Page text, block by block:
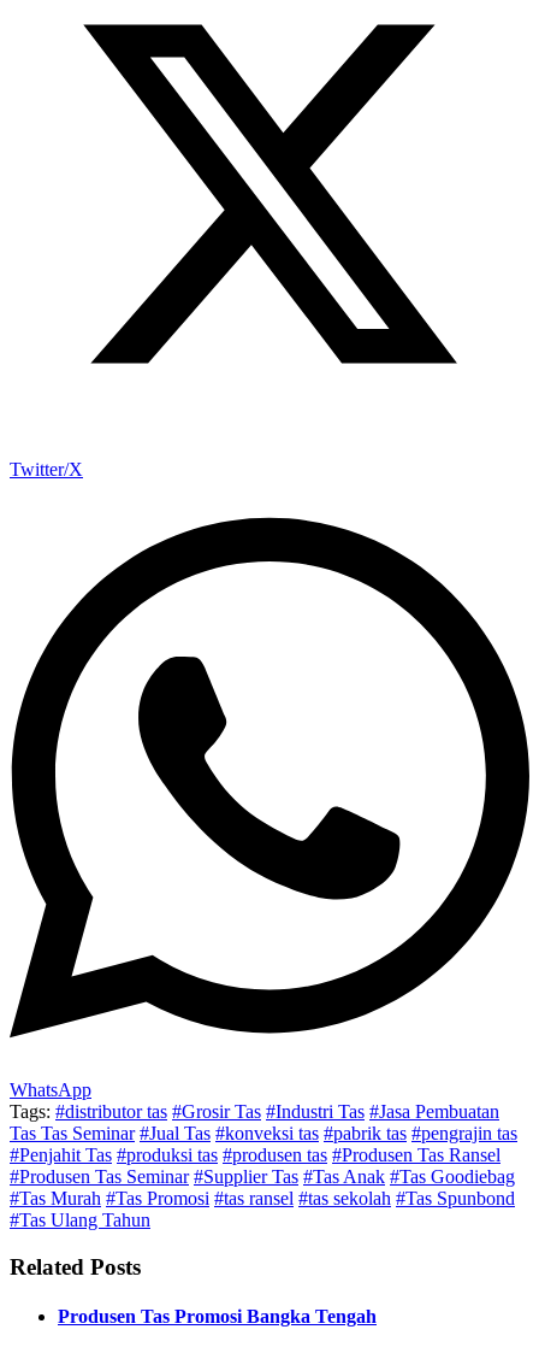
Twitter/X
WhatsApp
Tags: #distributor tas #Grosir Tas #Industri Tas #Jasa Pembuatan
Tas Tas Seminar #Jual Tas #konveksi tas #pabrik tas #pengrajin tas
#Penjahit Tas #produksi tas #produsen tas #Produsen Tas Ransel
#Produsen Tas Seminar #Supplier Tas #Tas Anak #Tas Goodiebag
#Tas Murah #Tas Promosi #tas ransel #tas sekolah #Tas Spunbond
#Tas Ulang Tahun
Related Posts
Produsen Tas Promosi Bangka Tengah